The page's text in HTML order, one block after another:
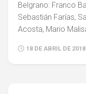
Belgrano: Franco
Sebastián Farías,
Acosta, Mario
18 DE ABRIL DE 2018